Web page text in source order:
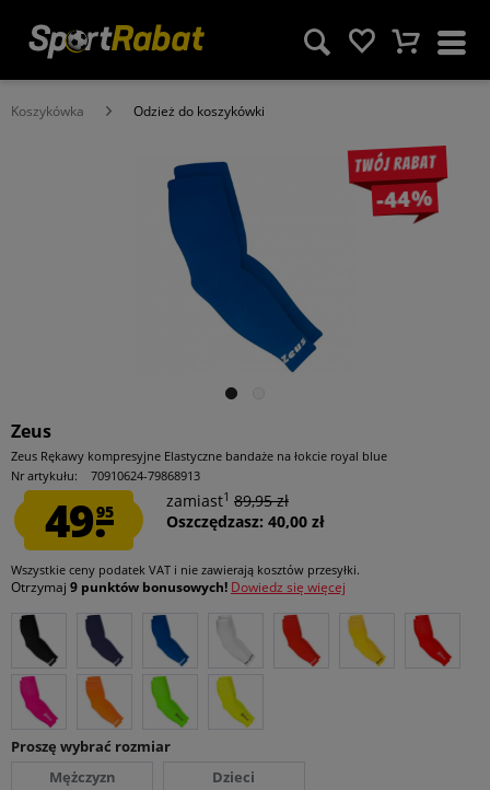
Koszykówka Odzież do koszykówki
Twój rabat
-44%
Zeus
Zeus Rękawy kompresyjne Elastyczne bandaże na łokcie royal blue
Nr artykułu:
70910624-79868913
49.95
zamiast1 89,95 zł
Oszczędzasz: 40,00 zł
Wszystkie ceny podatek VAT i nie zawierają kosztów przesyłki.
Otrzymaj 9 punktów bonusowych! Dowiedz się więcej
Proszę wybrać rozmiar
Mężczyzn
Dzieci